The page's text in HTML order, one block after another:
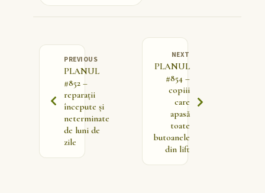
PREVIOUS
PLANUL
#852 –
reparații
începute și
neterminate
de luni de
zile
NEXT
PLANUL
#854 –
copiii
care
apasă
toate
butoanele
din lift